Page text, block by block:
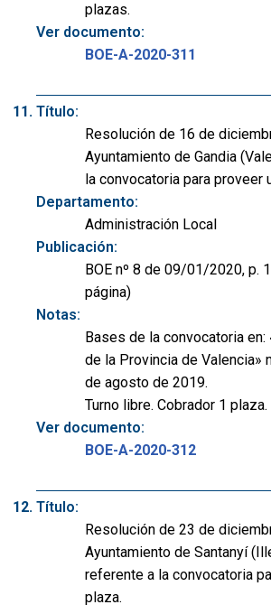
plazas.
Ver documento:
BOE-A-2020-311
Título:
Resolución de 16 de
Ayuntamiento de Gandia
la convocatoria para proveer
Departamento:
Administración Local
Publicación:
BOE nº 8 de 09/01/2020, p.
página)
Notas:
Bases de la convocatoria
de la Provincia de Valencia»
de agosto de 2019.
Turno libre. Cobrador 1 plaza.
Ver documento:
BOE-A-2020-312
Título:
Resolución de 23 de
Ayuntamiento de Santanyí
referente a la convocatoria
plaza.